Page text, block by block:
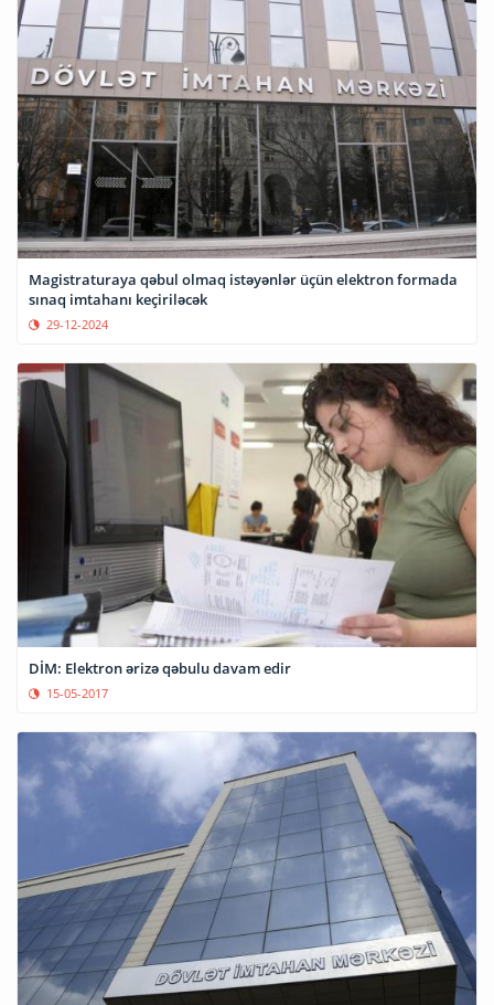
Magistraturaya qəbul olmaq istəyənlər üçün elektron formada
sınaq imtahanı keçiriləcək
29-12-2024
DİM: Elektron ərizə qəbulu davam edir
15-05-2017